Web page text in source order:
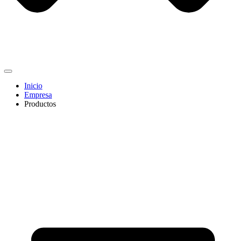
Inicio
Empresa
Productos